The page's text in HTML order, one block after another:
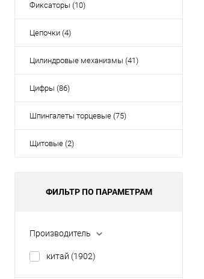
Фиксаторы (10)
Цепочки (4)
Цилиндровые механизмы (41)
Цифры (86)
Шпингалеты торцевые (75)
Щитовые (2)
ФИЛЬТР ПО ПАРАМЕТРАМ
Производитель
китай (1902)